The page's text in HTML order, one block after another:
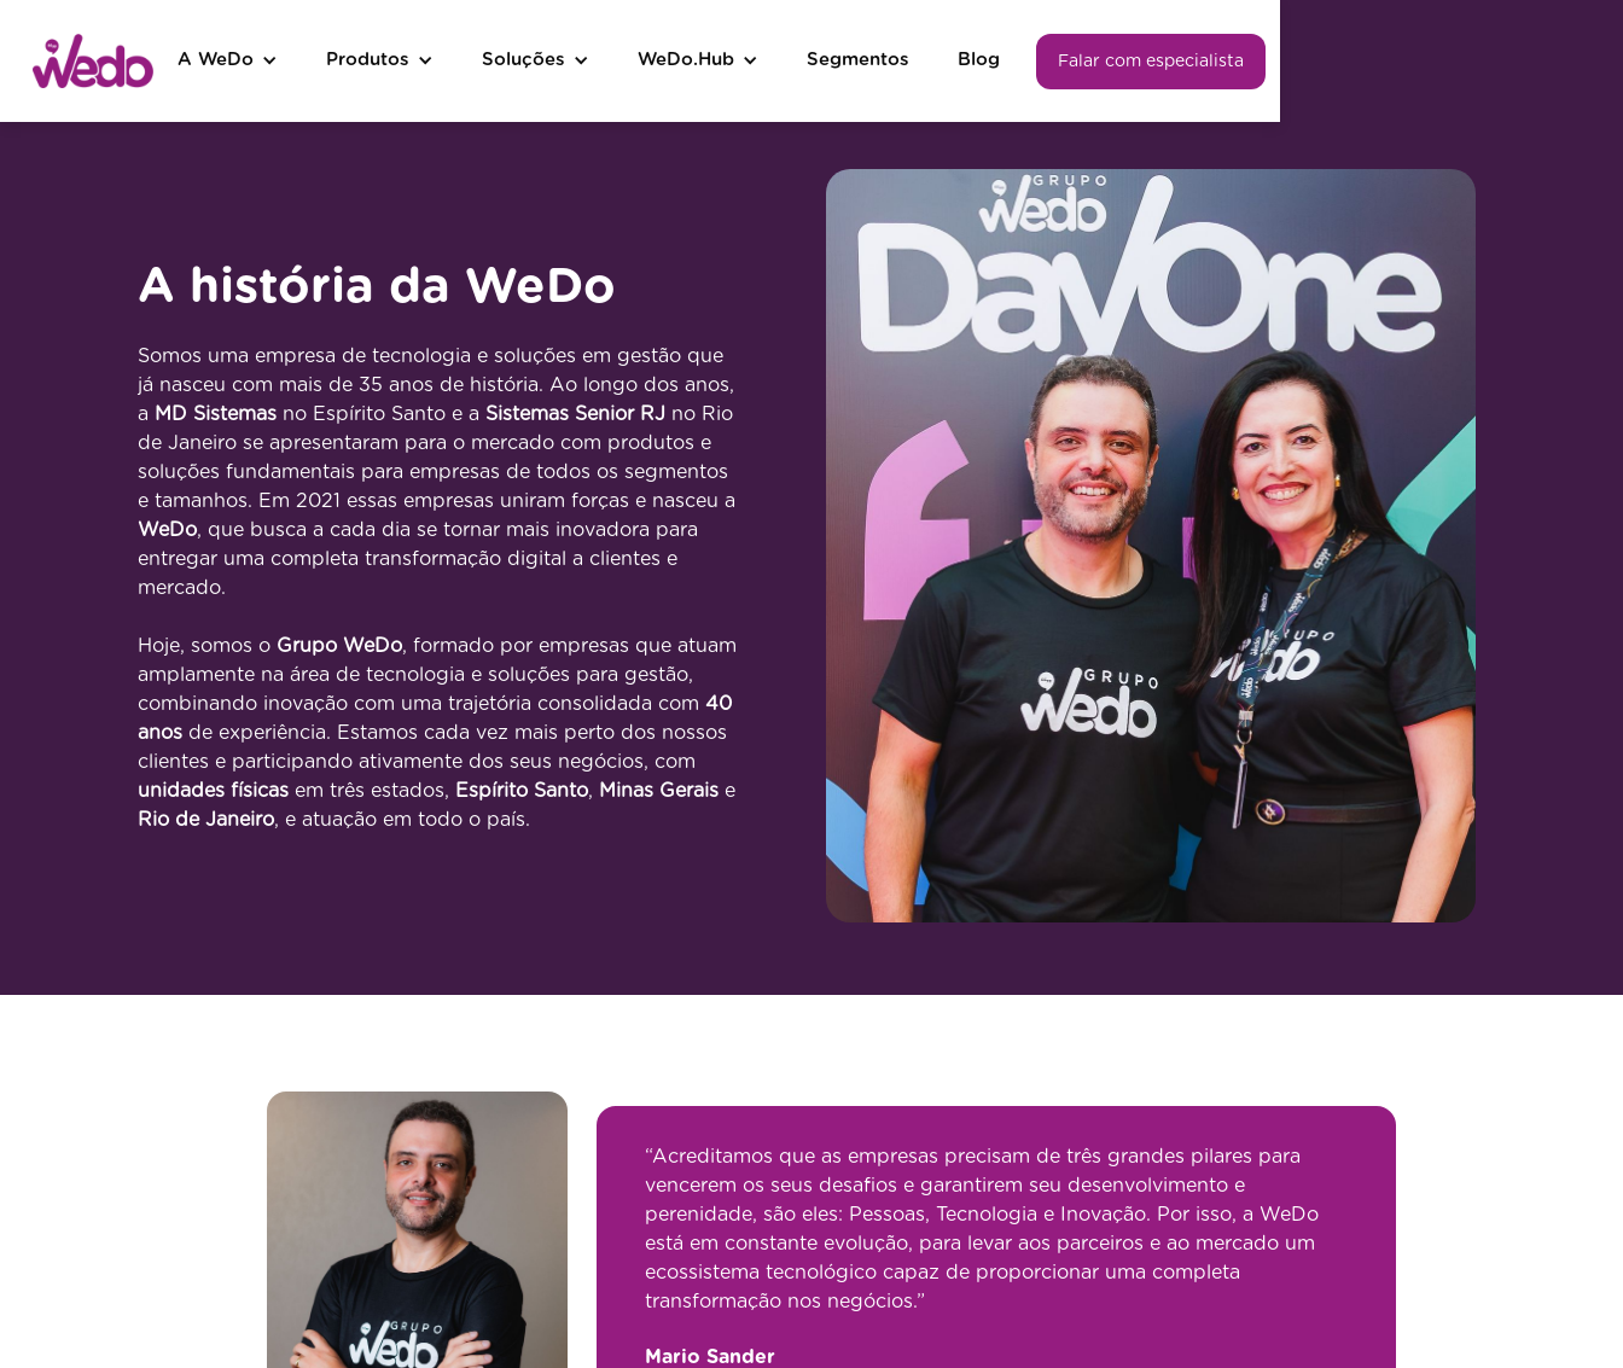
A WeDo Produtos Soluções WeDo.Hub Segmentos Blog Falar com especialista
A história da WeDo
Somos uma empresa de tecnologia e soluções em gestão que
já nasceu com mais de 35 anos de história. Ao longo dos anos,
a MD Sistemas no Espírito Santo e a Sistemas Senior RJ no Rio
de Janeiro se apresentaram para o mercado com produtos e
soluções fundamentais para empresas de todos os segmentos
e tamanhos. Em 2021 essas empresas uniram forças e nasceu a
WeDo, que busca a cada dia se tornar mais inovadora para
entregar uma completa transformação digital a clientes e
mercado.
Hoje, somos o Grupo WeDo, formado por empresas que atuam
amplamente na área de tecnologia e soluções para gestão,
combinando inovação com uma trajetória consolidada com 40
anos de experiência. Estamos cada vez mais perto dos nossos
clientes e participando ativamente dos seus negócios, com
unidades físicas em três estados, Espírito Santo, Minas Gerais e
Rio de Janeiro, e atuação em todo o país.
“Acreditamos que as empresas precisam de três grandes pilares para
vencerem os seus desafios e garantirem seu desenvolvimento e
perenidade, são eles: Pessoas, Tecnologia e Inovação. Por isso, a WeDo
está em constante evolução, para levar aos parceiros e ao mercado um
ecossistema tecnológico capaz de proporcionar uma completa
transformação nos negócios.”
Mario Sander